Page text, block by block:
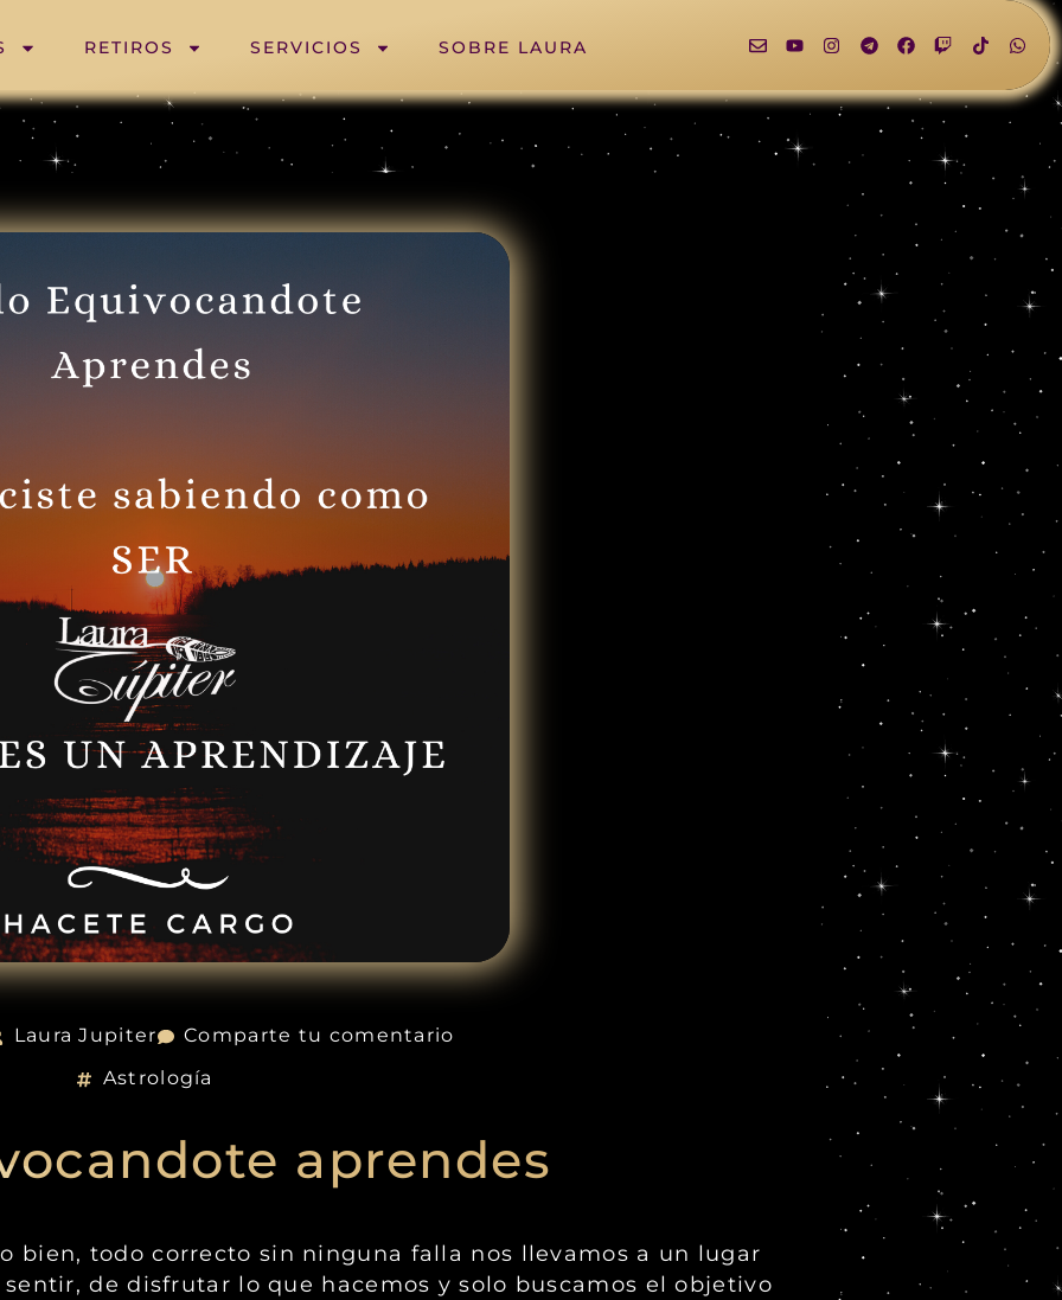
RETIROS SERVICIOS SOBRE LAURA
Laura Jupiter
Comparte tu comentario
Astrología
aprendes
bien, todo correcto sin ninguna falla nos llevamos a un lugar
de disfrutar lo que hacemos y solo buscamos el objetivo